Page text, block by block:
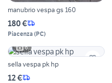
manubrio vespa gs 160
180 €
Piacenza (PC)
6
sella vespa pk hp
12 €